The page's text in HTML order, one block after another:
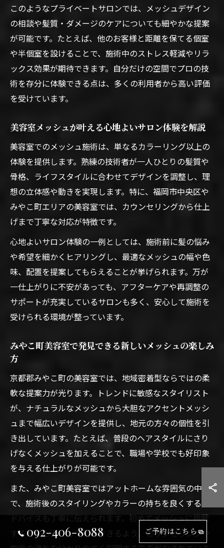
このようなプライベートサロンでは、メッシュデザイン
の相談や髪質・ダメージのケアについても細やかな提案
が可能です。たとえば、他のお客様と距離を保てる個室
や半個室を設けることで、施術中のストレス軽減やリラ
ックス効果が期待できます。自分だけの空間でプロの技
術を存分に体験できる点は、多くの利用者から高い評価
を受けています。
美容室メッシュが叶える心地よいサロン体験を解説
美容室でのメッシュ施術は、単なるカラーリング以上の
体験を提供します。熟練の技術者が一人ひとりの髪質や
骨格、ライフスタイルに合わせてデザインを調整し、理
想の立体感や動きを実現します。特に、福岡市中央区や
みやこ町エリアの美容室では、カウンセリングから仕上
げまで丁寧な対応が特徴です。
心地よいサロン体験の一例としては、施術前に髪の悩み
や希望を細かくヒアリングし、最適なメッシュの幅や色
味、配置を提案してもらえることが挙げられます。万が
一仕上がりに不安があっても、アフターケアや再調整の
サポートが充実しているサロンも多く、安心して施術を
受けられる環境が整っています。
みやこ町美容室で発見できる新しいメッシュの楽しみ
方
京都郡みやこ町の美容室では、地域密着型ならではの柔
軟な提案力が光ります。トレンドに敏感なスタイリスト
が、ナチュラルなメッシュから大胆なアクセントメッシ
ュまで幅広いデザインを提供し、地元の方々の個性を引
き出しています。たとえば、普段のヘアスタイルにさり
げなくメッシュを加えることで、職場や学校でも好印象
を与える仕上がりが可能です。
また、みやこ町美容室ではアットホームな雰囲気の中
で、施術後のスタイリングやカラーの持ちを良くするア
ドバイスも丁寧に伝えられます。初めてメッシュに挑戦
する方にも安心して利用できるよう、カウンセリングや
092-406-8088 ご予約はこちら